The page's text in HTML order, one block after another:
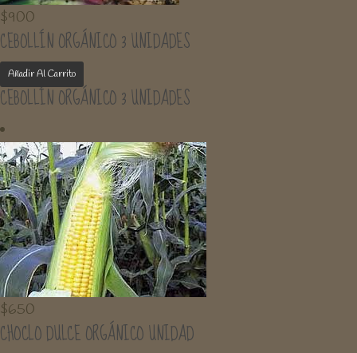
$900
CEBOLLÍN ORGÁNICO 3 UNIDADES
Añadir Al Carrito
CEBOLLÍN ORGÁNICO 3 UNIDADES
$650
CHOCLO DULCE ORGÁNICO UNIDAD